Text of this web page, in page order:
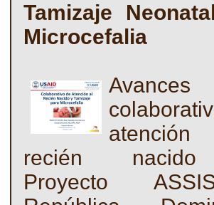
Tamizaje
Microcefalia
recién
Proyecto